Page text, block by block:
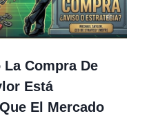
Compra De
Está
El Mercado